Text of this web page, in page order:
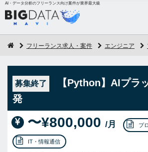
AI・データ分析のフリーランス向け案件が業界最大級
フリーランス求人・案件 エンジニア
募集終了
【Python】AIプラ
発
〜¥800,000 /月 プ
IT・情報通信